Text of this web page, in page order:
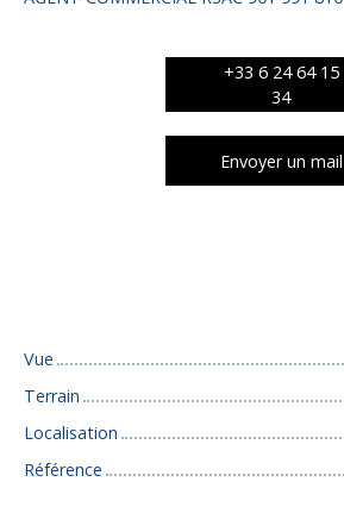
+33 6 24 64 15
34
Envoyer un mail
Vue
Terrain
Localisation
Référence